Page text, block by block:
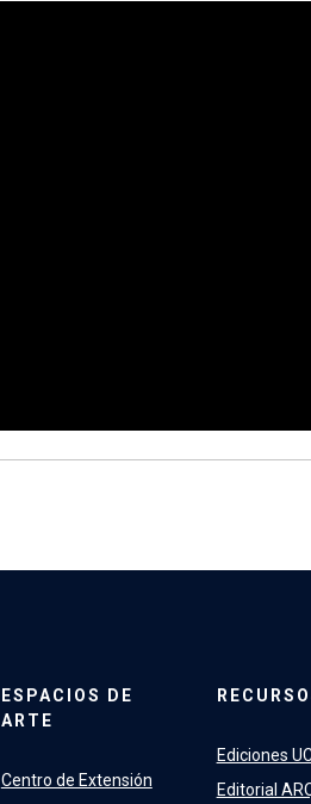
ESPACIOS DE
ARTE
Centro de Extensión
Ediciones
Editorial